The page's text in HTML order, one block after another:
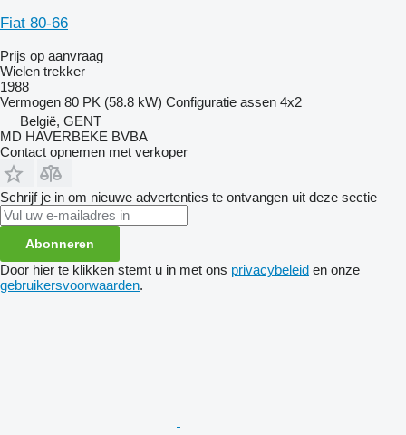
Fiat 80-66
Prijs op aanvraag
Wielen trekker
1988
Vermogen 80 PK (58.8 kW) Configuratie assen 4x2
België, GENT
MD HAVERBEKE BVBA
Contact opnemen met verkoper
Schrijf je in om nieuwe advertenties te ontvangen uit deze sectie
Abonneren
Door hier te klikken stemt u in met ons privacybeleid en onze
gebruikersvoorwaarden.